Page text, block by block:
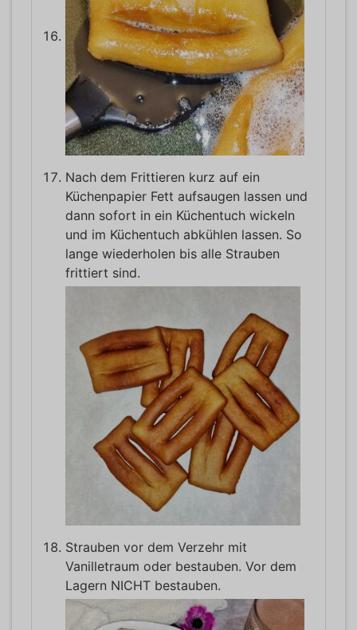
Nach dem Frittieren kurz auf ein
Küchenpapier Fett aufsaugen lassen und
dann sofort in ein Küchentuch wickeln
und im Küchentuch abkühlen lassen. So
lange wiederholen bis alle Strauben
frittiert sind.
Strauben vor dem Verzehr mit
Vanilletraum oder bestauben. Vor dem
Lagern NICHT bestauben.